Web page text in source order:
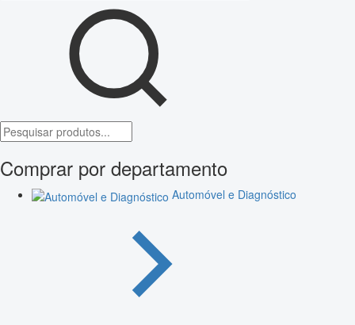
Comprar por departamento
Automóvel e Diagnóstico